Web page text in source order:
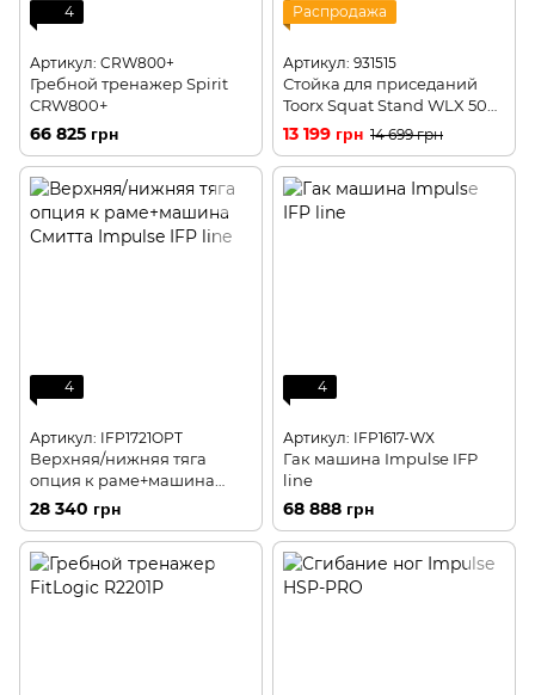
4
Артикул: CRW800+
Гребной тренажер Spirit
CRW800+
66 825 грн
Распродажа
Артикул: 931515
Стойка для приседаний
Toorx Squat Stand WLX 50
(WLX-50)
13 199 грн 14 699 грн
4
Артикул: IFP1721OPT
Верхняя/нижняя тяга
опция к раме+машина
Смитта Impulse IFP line
28 340 грн
4
Артикул: IFP1617-WX
Гак машина Impulse IFP
line
68 888 грн